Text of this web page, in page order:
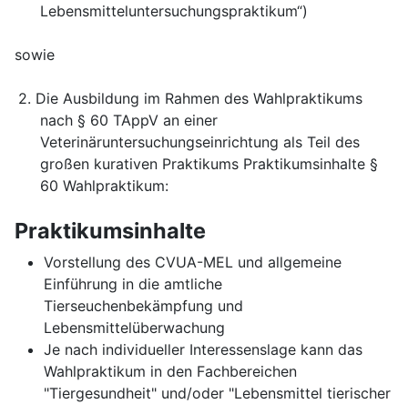
Lebensmitteluntersuchungspraktikum“)
sowie
2. Die Ausbildung im Rahmen des Wahlpraktikums
nach § 60 TAppV an einer
Veterinäruntersuchungseinrichtung als Teil des
großen kurativen Praktikums Praktikumsinhalte §
60 Wahlpraktikum:
Praktikumsinhalte
Vorstellung des CVUA-MEL und allgemeine
Einführung in die amtliche
Tierseuchenbekämpfung und
Lebensmittelüberwachung
Je nach individueller Interessenslage kann das
Wahlpraktikum in den Fachbereichen
"Tiergesundheit" und/oder "Lebensmittel tierischer